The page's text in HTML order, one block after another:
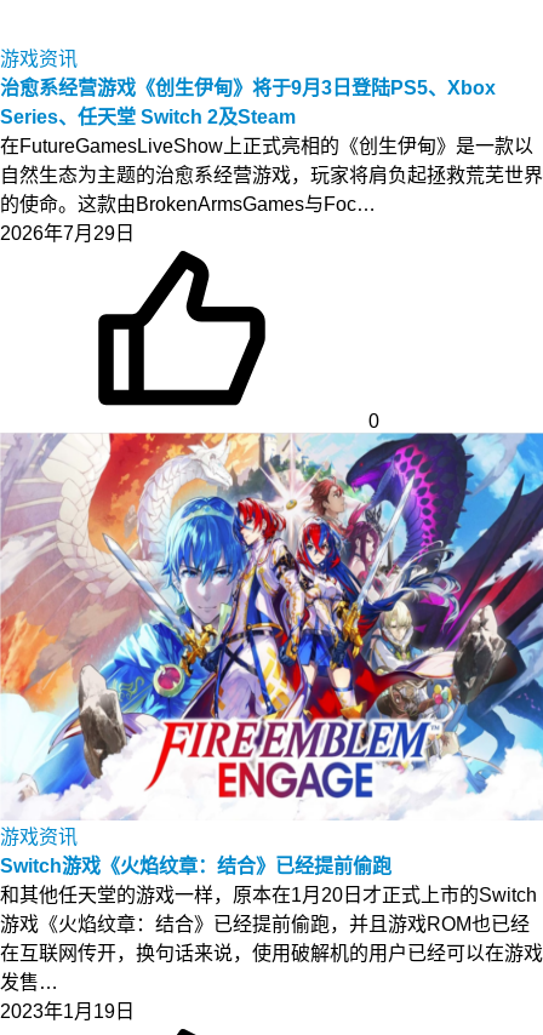
游戏资讯
治愈系经营游戏《创生伊甸》将于9月3日登陆PS5、Xbox
Series、任天堂 Switch 2及Steam
在FutureGamesLiveShow上正式亮相的《创生伊甸》是一款以
自然生态为主题的治愈系经营游戏，玩家将肩负起拯救荒芜世界
的使命。这款由BrokenArmsGames与Foc…
2026年7月29日
0
游戏资讯
Switch游戏《火焰纹章：结合》已经提前偷跑
和其他任天堂的游戏一样，原本在1月20日才正式上市的Switch
游戏《火焰纹章：结合》已经提前偷跑，并且游戏ROM也已经
在互联网传开，换句话来说，使用破解机的用户已经可以在游戏
发售…
2023年1月19日